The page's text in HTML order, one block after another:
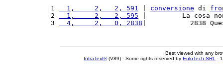
1
  1,     2,   2, 591
conversione di
2
  1,     2,   2, 595
|         La cosa
3
  4,     2,   0, 2838
|           2838
Best viewed with any
IntraText®(V89) - Some rights reserved by EuloTech SRL -